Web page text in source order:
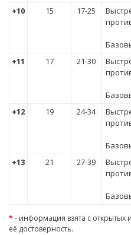
+10
15 17-25
+11
17 21-30
+12
19 24-34
+13
21 27-39
* - информация взята с открытых
её достоверность.